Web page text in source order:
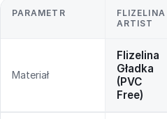
PARAMETR
FLIZELINA
ARTIST
Materiał
Flizelina
Gładka
(PVC
Free)